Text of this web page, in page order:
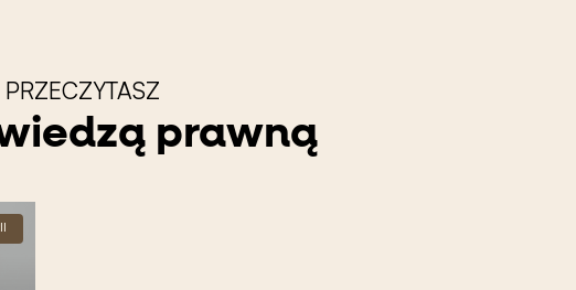
prawną